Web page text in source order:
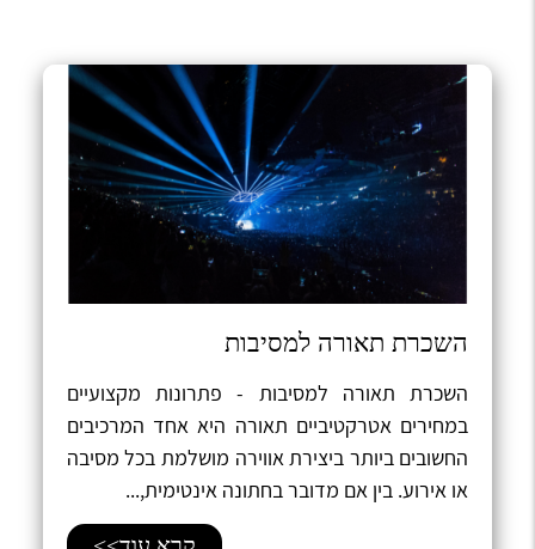
השכרת תאורה למסיבות
השכרת תאורה למסיבות - פתרונות מקצועיים
במחירים אטרקטיביים תאורה היא אחד המרכיבים
החשובים ביותר ביצירת אווירה מושלמת בכל מסיבה
או אירוע. בין אם מדובר בחתונה אינטימית,...